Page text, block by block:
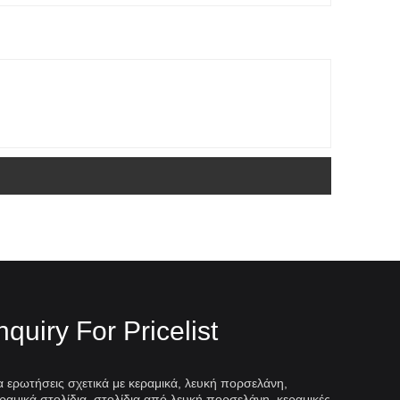
For Pricelist
ερωτήσεις σχετικά με κεραμικά, λευκή πορσελάνη,